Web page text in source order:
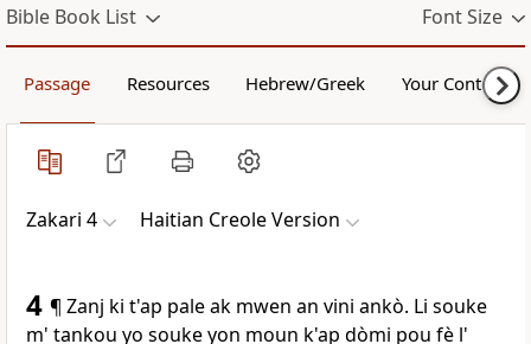
Bible Book List Font Size
Passage Resources Hebrew/Greek Your Content
Zakari 4 Haitian Creole Version
4 ¶ Zanj ki t'ap pale ak mwen an vini ankò. Li souke
m' tankou yo souke yon moun k'ap dòmi pou fè l'